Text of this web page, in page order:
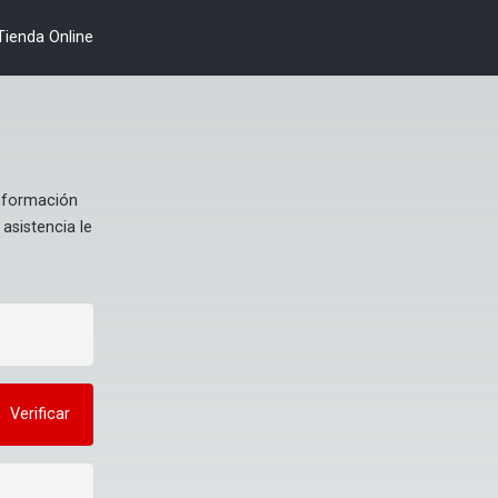
Online
le
Verificar